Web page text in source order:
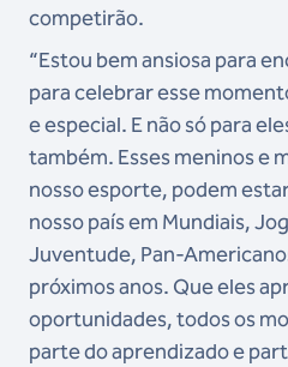
competirão.
“Estou bem ansiosa para
para celebrar esse
e especial. E não só para
também. Esses meninos e
nosso esporte, podem
nosso país em Mundiais,
Juventude, Pan-
próximos anos. Que eles
oportunidades, todos os
parte do aprendizado e